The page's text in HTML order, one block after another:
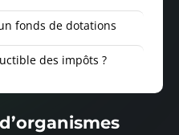
fonds de dotations
des impôts ?